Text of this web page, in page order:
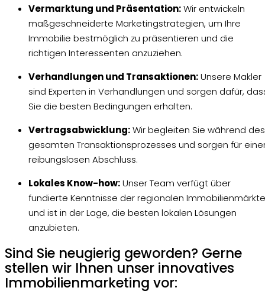
Vermarktung und Präsentation:Wir entwickeln
maßgeschneiderte Marketingstrategien, um Ihre
Immobilie bestmöglich zu präsentieren und die
richtigen Interessenten anzuziehen.
Verhandlungen und Transaktionen:Unsere Makler
sind Experten in Verhandlungen und sorgen dafür,
Sie die besten Bedingungen erhalten.
Vertragsabwicklung:Wir begleiten Sie während des
gesamten Transaktionsprozesses und sorgen für
reibungslosen Abschluss.
Lokales Know-how:Unser Team verfügt über
fundierte Kenntnisse der regionalen Immobilienmärkte
und ist in der Lage, die besten lokalen Lösungen
anzubieten.
Sind Sie neugierig geworden? Gerne
stellen wir Ihnen unser innovatives
Immobilienmarketing vor: